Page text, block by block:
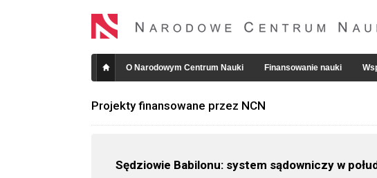
O Narodowym Centrum Nauki Finansowanie nauki
Projekty finansowane przez NCN
Sędziowie Babilonu: system sądowniczy w